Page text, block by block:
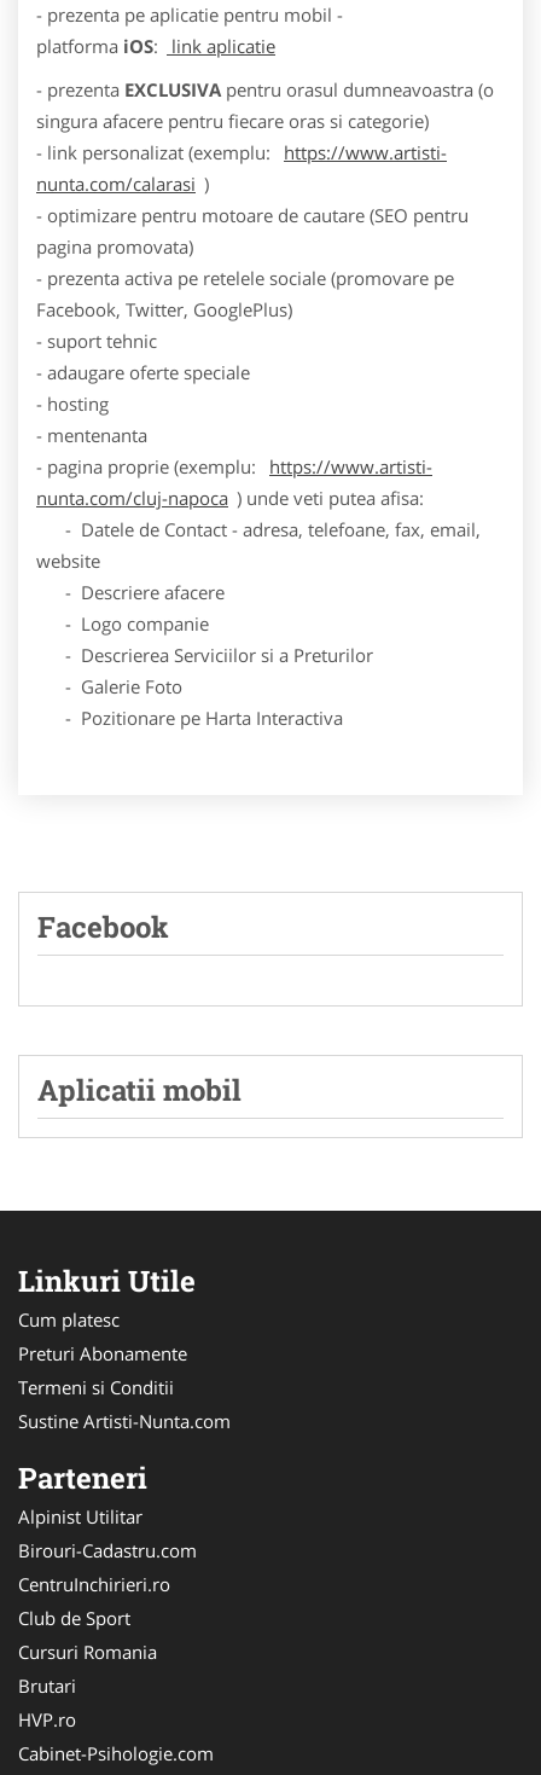
- prezenta pe aplicatie pentru mobil -
platforma iOS:
link aplicatie
- prezenta EXCLUSIVA pentru orasul dumneavoastra (o
singura afacere pentru fiecare oras si categorie)
- link personalizat (exemplu:
https://www.artisti-
nunta.com/calarasi )
- optimizare pentru motoare de cautare (SEO pentru
pagina promovata)
- prezenta activa pe retelele sociale (promovare pe
Facebook, Twitter, GooglePlus)
- suport tehnic
- adaugare oferte speciale
- hosting
- mentenanta
- pagina proprie (exemplu:
https://www.artisti-
nunta.com/cluj-napoca ) unde veti putea afisa:
- Datele de Contact - adresa, telefoane, fax, email,
website
- Descriere afacere
- Logo companie
- Descrierea Serviciilor si a Preturilor
- Galerie Foto
- Pozitionare pe Harta Interactiva
Facebook
Aplicatii mobil
Linkuri Utile
Cum platesc
Preturi Abonamente
Termeni si Conditii
Sustine Artisti-Nunta.com
Parteneri
Alpinist Utilitar
Birouri-Cadastru.com
CentruInchirieri.ro
Club de Sport
Cursuri Romania
Brutari
HVP.ro
Cabinet-Psihologie.com